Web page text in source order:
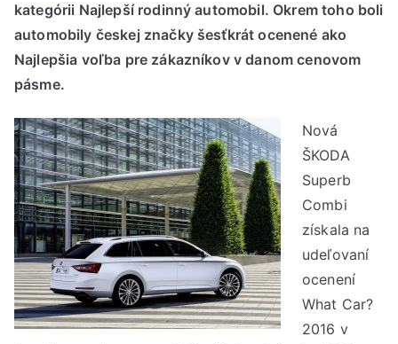
kategórii Najlepší rodinný automobil. Okrem toho boli
automobily českej značky šesťkrát ocenené ako
Najlepšia voľba pre zákazníkov v danom cenovom
pásme.
Nová
ŠKODA
Superb
Combi
získala na
udeľovaní
ocenení
What Car?
2016 v